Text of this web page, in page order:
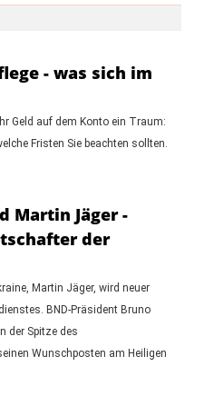
- was sich im
Geld auf dem Konto ein Traum:
Fristen Sie beachten sollten.
Martin Jäger -
der
Martin Jäger, wird neuer
BND-Präsident Bruno
der Spitze des
Wunschposten am Heiligen